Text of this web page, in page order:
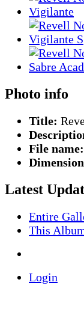
Photo info
Title:
File name:
Latest
Entire
This
Login